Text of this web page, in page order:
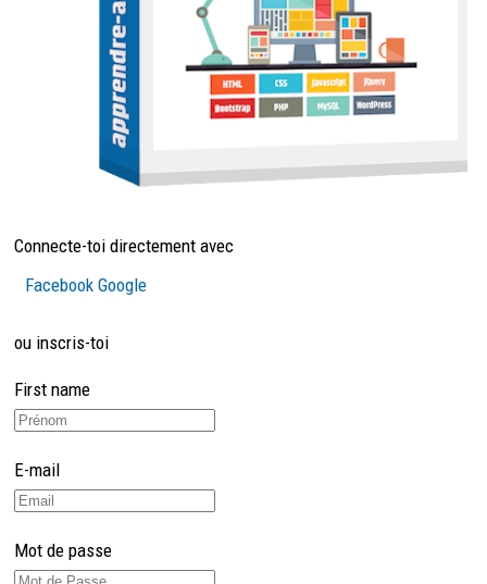
Connecte-toi directement avec
Facebook Google
ou inscris-toi
First name
E-mail
Mot de passe